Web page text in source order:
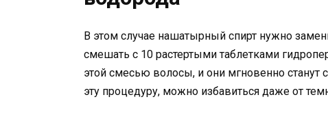
В этом случае нашатырный спирт нужно
смешать с 10 растертыми таблетками
этой смесью волосы, и они мгновенно
эту процедуру, можно избавиться даже от